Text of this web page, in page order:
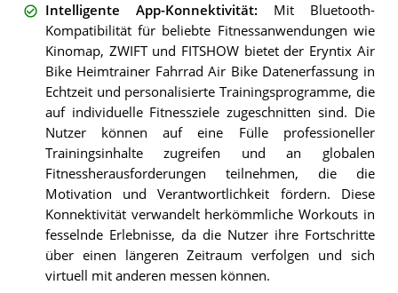
Intelligente App-Konnektivität: Mit Bluetooth-
Kompatibilität für beliebte Fitnessanwendungen wie
Kinomap, ZWIFT und FITSHOW bietet der Eryntix Air
Bike Heimtrainer Fahrrad Air Bike Datenerfassung in
Echtzeit und personalisierte Trainingsprogramme, die
auf individuelle Fitnessziele zugeschnitten sind. Die
Nutzer können auf eine Fülle professioneller
Trainingsinhalte zugreifen und an globalen
Fitnessherausforderungen teilnehmen, die die
Motivation und Verantwortlichkeit fördern. Diese
Konnektivität verwandelt herkömmliche Workouts in
fesselnde Erlebnisse, da die Nutzer ihre Fortschritte
über einen längeren Zeitraum verfolgen und sich
virtuell mit anderen messen können.